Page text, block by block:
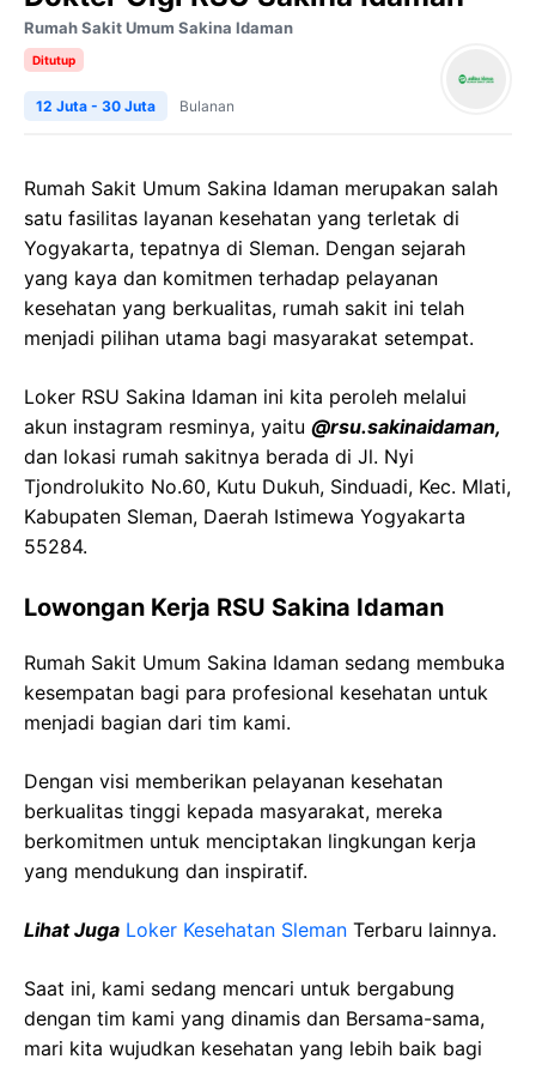
Rumah Sakit Umum Sakina Idaman
Ditutup
12 Juta - 30 Juta Bulanan
Rumah Sakit Umum Sakina Idaman merupakan salah
satu fasilitas layanan kesehatan yang terletak di
Yogyakarta, tepatnya di Sleman. Dengan sejarah
yang kaya dan komitmen terhadap pelayanan
kesehatan yang berkualitas, rumah sakit ini telah
menjadi pilihan utama bagi masyarakat setempat.
Loker RSU Sakina Idaman ini kita peroleh melalui
akun instagram resminya, yaitu @rsu.sakinaidaman,
dan lokasi rumah sakitnya berada di Jl. Nyi
Tjondrolukito No.60, Kutu Dukuh, Sinduadi, Kec. Mlati,
Kabupaten Sleman, Daerah Istimewa Yogyakarta
55284.
Lowongan Kerja RSU Sakina Idaman
Rumah Sakit Umum Sakina Idaman sedang membuka
kesempatan bagi para profesional kesehatan untuk
menjadi bagian dari tim kami.
Dengan visi memberikan pelayanan kesehatan
berkualitas tinggi kepada masyarakat, mereka
berkomitmen untuk menciptakan lingkungan kerja
yang mendukung dan inspiratif.
Lihat Juga Loker Kesehatan Sleman Terbaru lainnya.
Saat ini, kami sedang mencari untuk bergabung
dengan tim kami yang dinamis dan Bersama-sama,
mari kita wujudkan kesehatan yang lebih baik bagi